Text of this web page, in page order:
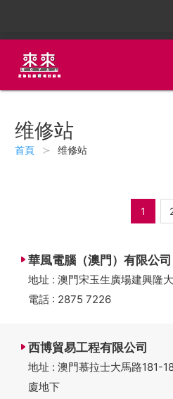
维修站
首頁 维修站
1
華風電腦（澳門）有限公司
地址 : 澳門宋玉生廣場建興隆
電話 : 2875 7226
西博貿易工程有限公司
地址 : 澳門慕拉士大馬路181-
廈地下